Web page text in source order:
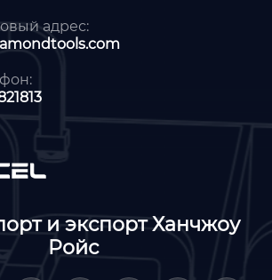
адрес:
и экспорт Ханчжоу
Ройс